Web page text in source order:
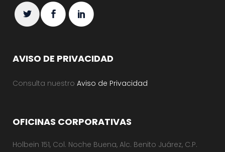
AVISO DE PRIVACIDAD
Consulta nuestro Aviso de Privacidad
OFICINAS CORPORATIVAS
Holbein 151, Col. Noche Buena, Alc. Benito Juárez, C.P.